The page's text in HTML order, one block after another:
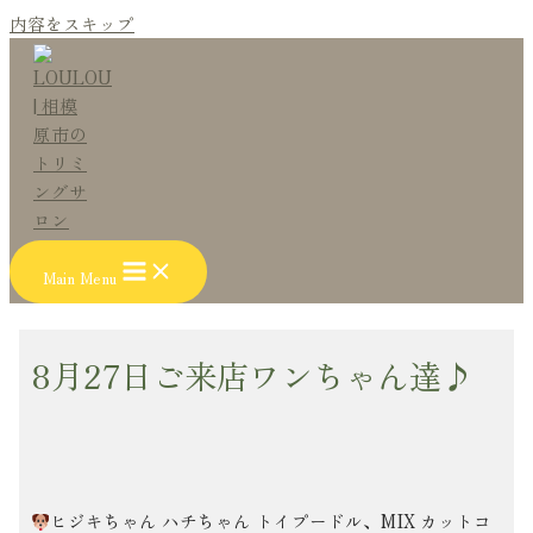
内容をスキップ
Main Menu
8月27日ご来店ワンちゃん達♪
ヒジキちゃん ハチちゃん トイプードル、MIX カットコ